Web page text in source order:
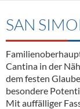
Unser
Unser Team
Kontakt
Angebote
Innovation -
Neuigkeiten
MARKEN &
Weine &
Sirup
Spirituosen
SAN
Cantina in der
dem festen
besondere
Mit auffälliger